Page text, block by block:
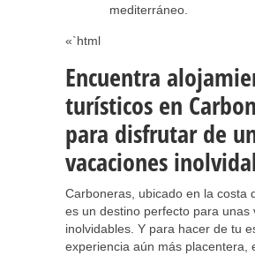
mediterráneo.
«`html
Encuentra
turísticos en
para disfrutar de
vacaciones
Carboneras, ubicado en la costa
es un destino perfecto para unas
inolvidables. Y para hacer de tu
experiencia aún más placentera,